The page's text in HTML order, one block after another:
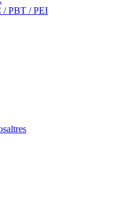
/ PBT / PEI